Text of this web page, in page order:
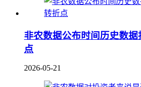
非农数据公布时间历史数
点
2026-05-21